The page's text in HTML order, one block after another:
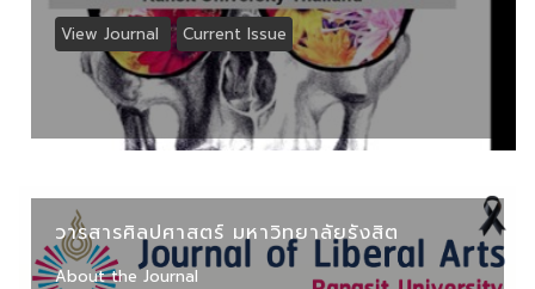
View Journal Current Issue
วารสารศิลปศาสตร์ มหาวิทยาลัยรังสิต
About the Journal